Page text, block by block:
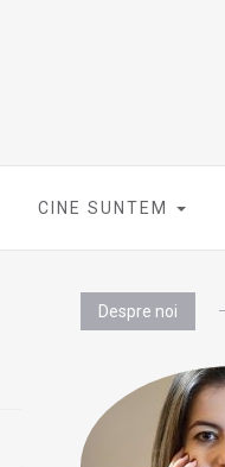
CINE SUNTEM
Despre noi